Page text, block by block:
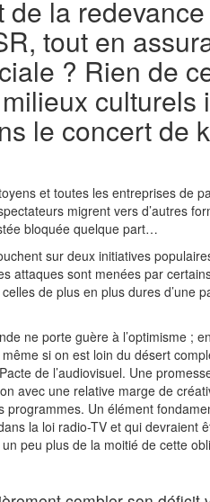
la
tout en
? Rien de
le concert de
et toutes les entreprises de
migrent vers d’autres
bloquée quelque part…
sur deux initiatives
sont menées par
de plus en plus dures
ne porte guère à l’optimisme ;
si on est loin du désert
de l’audiovisuel. Une
avec une relative marge de
Un élément
la loi radio-TV et qui
peu plus de la moitié de cette